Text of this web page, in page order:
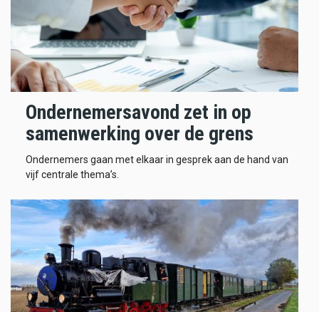
Ondernemersavond zet in op
samenwerking over de grens
Ondernemers gaan met elkaar in gesprek aan de hand van
vijf centrale thema’s.